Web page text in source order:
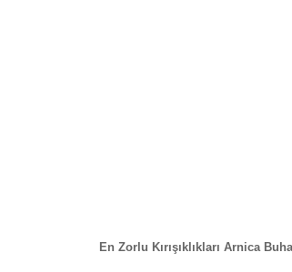
En Zorlu Kırışıklıkları Arnica